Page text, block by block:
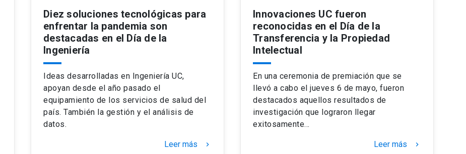
Diez soluciones tecnológicas para
enfrentar la pandemia son
destacadas en el Día de la
Ingeniería
Ideas desarrolladas en Ingeniería UC,
apoyan desde el año pasado el
equipamiento de los servicios de salud del
país. También la gestión y el análisis de
datos.
Leer más keyboard_arrow_right
Innovaciones UC fueron
reconocidas en el Día de la
Transferencia y la Propiedad
Intelectual
En una ceremonia de premiación que se
llevó a cabo el jueves 6 de mayo, fueron
destacados aquellos resultados de
investigación que lograron llegar
exitosamente…
Leer más keyboard_arrow_right